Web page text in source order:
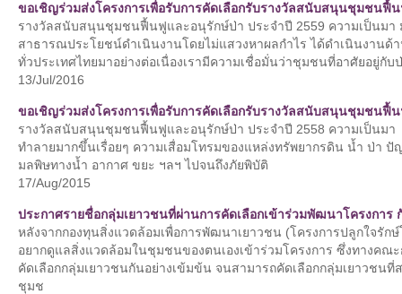
ขอเชิญร่วมส่งโครงการเพื่อรับการคัดเลือกรับรางวัลสนับสนุนชุมชนฟื้
รางวัลสนับสนุนชุมชนฟื้นฟูและอนุรักษ์ป่า ประจำปี 2559 ความเป็นมา
สาธารณประโยชน์ดำเนินงานโดยไม่แสวงหาผลกำไร ได้ดำเนินงาน
ทั่วประเทศไทยมาอย่างต่อเนื่องเรามีความเชื่อมั่นว่าชุมชนที่อาศัยอยู่กั
13/Jul/2016
ขอเชิญร่วมส่งโครงการเพื่อรับการคัดเลือกรับรางวัลสนับสนุนชุมชนฟื้
รางวัลสนับสนุนชุมชนฟื้นฟูและอนุรักษ์ป่า ประจำปี 2558 ความเป็
ทำลายมากขึ้นเรื่อยๆ ความเสื่อมโทรมของแหล่งทรัพยากรดิน น้ำ ป่า ปั
มลพิษทางน้ำ อากาศ ขยะ ฯลฯ ไปจนถึงภัยพิบัติ
17/Aug/2015
ประกาศรายชื่อกลุ่มเยาวชนที่ผ่านการคัดเลือกเข้าร่วมพัฒนาโครงการ
หลังจากกองทุนสิ่งแวดล้อมเพื่อการพัฒนาเยาวชน (โครงการปลูกใจรัก
อยากดูแลสิ่งแวดล้อมในชุมชนของตนเองเข้าร่วมโครงการ ซึ่งทางค
คัดเลือกกลุ่มเยาวชนกันอย่างเข้มข้น จนสามารถคัดเลือกกลุ่มเยาวชน
ชุมช